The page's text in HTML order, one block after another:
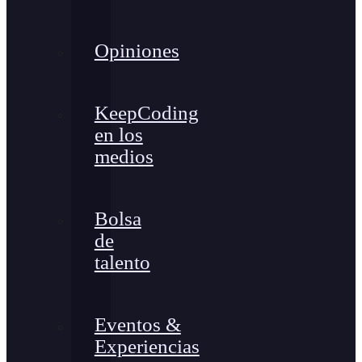
Opiniones
KeepCoding
en los
medios
Bolsa
de
talento
Eventos &
Experiencias